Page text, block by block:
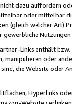
dazu auffordern
oder mittelbar
(gleich welcher Art)
Links enthält
manipulieren oder
die Website oder
Hyperlinks
Website